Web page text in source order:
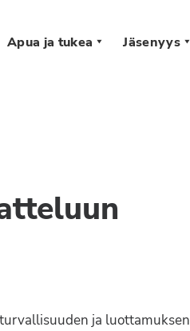
Apua ja tukea Jäsenyys
ja luottamuksen